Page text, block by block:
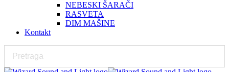
NEBESKI ŠARAČI
RASVETA
DIM MAŠINE
Kontakt